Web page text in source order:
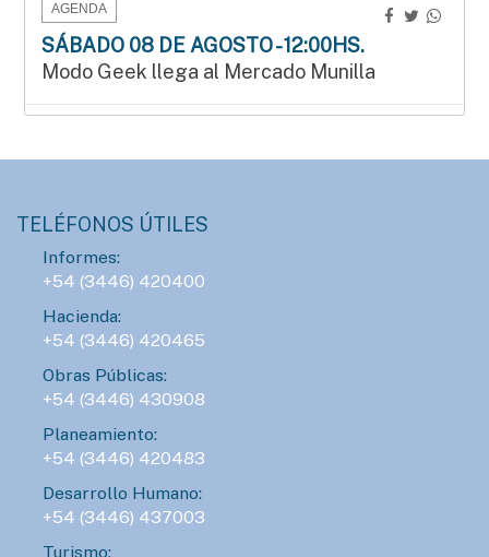
AGENDA
SÁBADO 08 DE AGOSTO - 12:00HS.
Modo Geek llega al Mercado Munilla
LUNES 10 DE AGOSTO - 23:00HS.
ConTIER convoca a grupos teatrales para
desarrollar proyectos asociativos
SÁBADO 15 DE AGOSTO - 16:00HS.
Gran Prix Chipote 2026 de ajedrez blitz
AGENDA
TELÉFONOS ÚTILES
Informes:
+54 (3446) 420400
Hacienda:
+54 (3446) 420465
Obras Públicas:
+54 (3446) 430908
Planeamiento:
+54 (3446) 420483
Desarrollo Humano:
+54 (3446) 437003
Turismo: